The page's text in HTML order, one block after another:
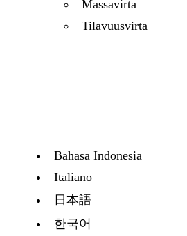
Massavirta
Tilavuusvirta
Bahasa Indonesia
Italiano
日本語
한국어